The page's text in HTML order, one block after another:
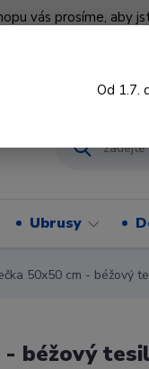
vás prosíme,
Ubrusy
50x50 cm - béžový
- béžový
Od 1.7.